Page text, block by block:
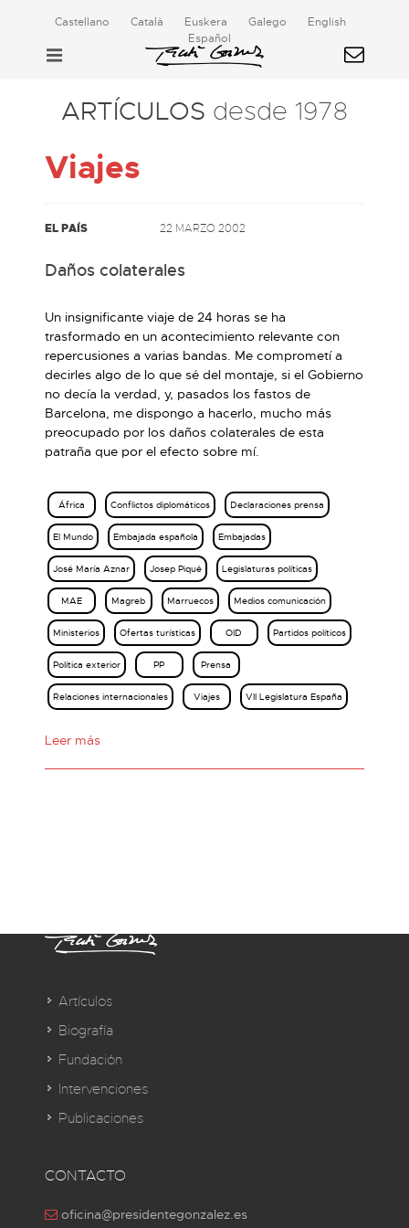
Castellano Català Euskera Galego
English
Español
ARTÍCULOS desde 1978
Viajes
EL PAÍS 22 MARZO 2002
Daños colaterales
Un insignificante viaje de 24 horas se ha
trasformado en un acontecimiento relevante con
repercusiones a varias bandas. Me comprometí a
decirles algo de lo que sé del montaje, si el Gobierno
no decía la verdad, y, pasados los fastos de
Barcelona, me dispongo a hacerlo, mucho más
preocupado por los daños colaterales de esta
patraña que por el efecto sobre mí.
África Conflictos diplomáticos Declaraciones prensa
El Mundo Embajada española Embajadas
José María Aznar Josep Piqué Legislaturas políticas
MAE Magreb Marruecos Medios comunicación
Ministerios Ofertas turísticas OID Partidos políticos
Política exterior PP Prensa
Relaciones internacionales Viajes VII Legislatura España
Leer más
Artículos
Biografía
Fundación
Intervenciones
Publicaciones
CONTACTO
oficina@presidentegonzalez.es